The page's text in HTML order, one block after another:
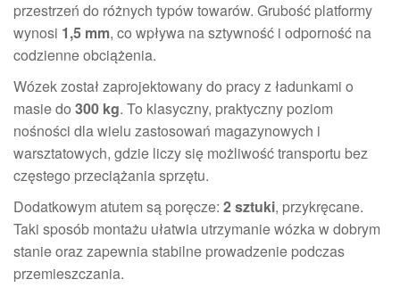
przestrzeń do różnych typów towarów. Grubość platformy
wynosi 1,5 mm, co wpływa na sztywność i odporność na
codzienne obciążenia.
Wózek został zaprojektowany do pracy z ładunkami o
masie do 300 kg. To klasyczny, praktyczny poziom
nośności dla wielu zastosowań magazynowych i
warsztatowych, gdzie liczy się możliwość transportu bez
częstego przeciążania sprzętu.
Dodatkowym atutem są poręcze: 2 sztuki, przykręcane.
Taki sposób montażu ułatwia utrzymanie wózka w dobrym
stanie oraz zapewnia stabilne prowadzenie podczas
przemieszczania.